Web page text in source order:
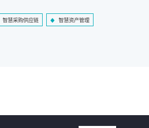
智慧采购供应链 智慧资产管理